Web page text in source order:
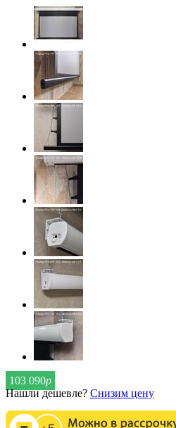
103 090р
Нашли дешевле? Снизим цену